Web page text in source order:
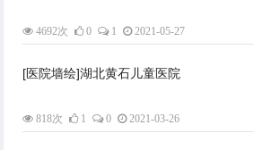
4692次 0 1 2021-05-27
[医院墙绘]湖北黄石儿童医院
818次 1 0 2021-03-26